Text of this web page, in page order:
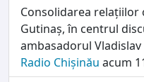
Consolidarea relațiilor
Gutinaș, în centrul
ambasadorul
Radio Chișinău acum